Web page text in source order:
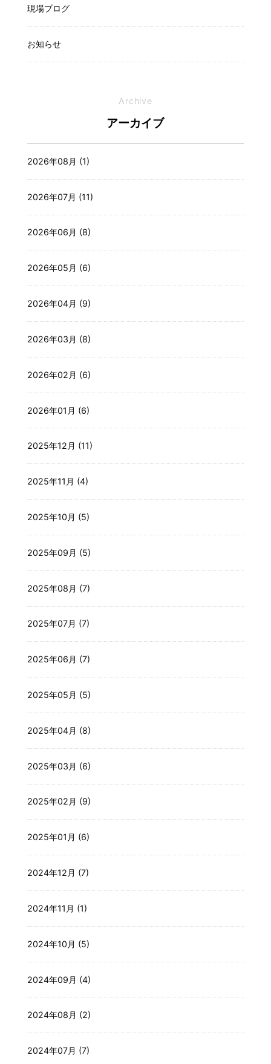
現場ブログ
お知らせ
Archive
アーカイブ
2026年08月 (1)
2026年07月 (11)
2026年06月 (8)
2026年05月 (6)
2026年04月 (9)
2026年03月 (8)
2026年02月 (6)
2026年01月 (6)
2025年12月 (11)
2025年11月 (4)
2025年10月 (5)
2025年09月 (5)
2025年08月 (7)
2025年07月 (7)
2025年06月 (7)
2025年05月 (5)
2025年04月 (8)
2025年03月 (6)
2025年02月 (9)
2025年01月 (6)
2024年12月 (7)
2024年11月 (1)
2024年10月 (5)
2024年09月 (4)
2024年08月 (2)
2024年07月 (7)